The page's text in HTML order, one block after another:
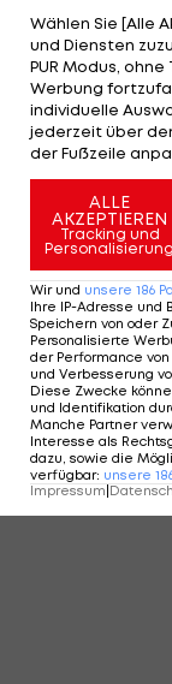
Wählen Sie [Alle
und Diensten
PUR Modus,
Werbung
individuelle
jederzeit über
der Fußzeile
ALLE
AKZEPTIEREN
Tracking und
Personalisierung
Wir und unsere 186
Ihre IP-Adresse und
Speichern von oder
Personalisierte
der Performance
und Verbesserung
Diese Zwecke
und Identifikation
Manche Partner
Interesse als
dazu, sowie die
verfügbar: unsere
Impressum